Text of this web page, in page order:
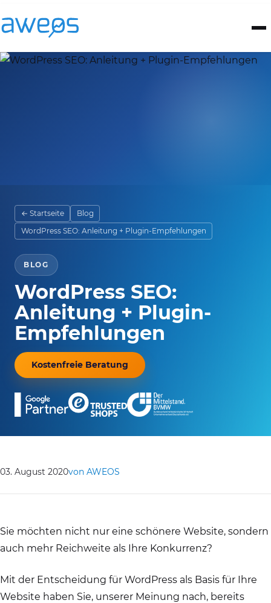
← Startseite
Blog
WordPress SEO: Anleitung + Plugin-Empfehlungen
BLOG
WordPress SEO:
Anleitung + Plugin-
Empfehlungen
Kostenfreie Beratung
03. August 2020von AWEOS
Sie möchten nicht nur eine schönere Website, sondern
auch mehr Reichweite als Ihre Konkurrenz?
Mit der Entscheidung für WordPress als Basis für Ihre
Website haben Sie, unserer Meinung nach, bereits